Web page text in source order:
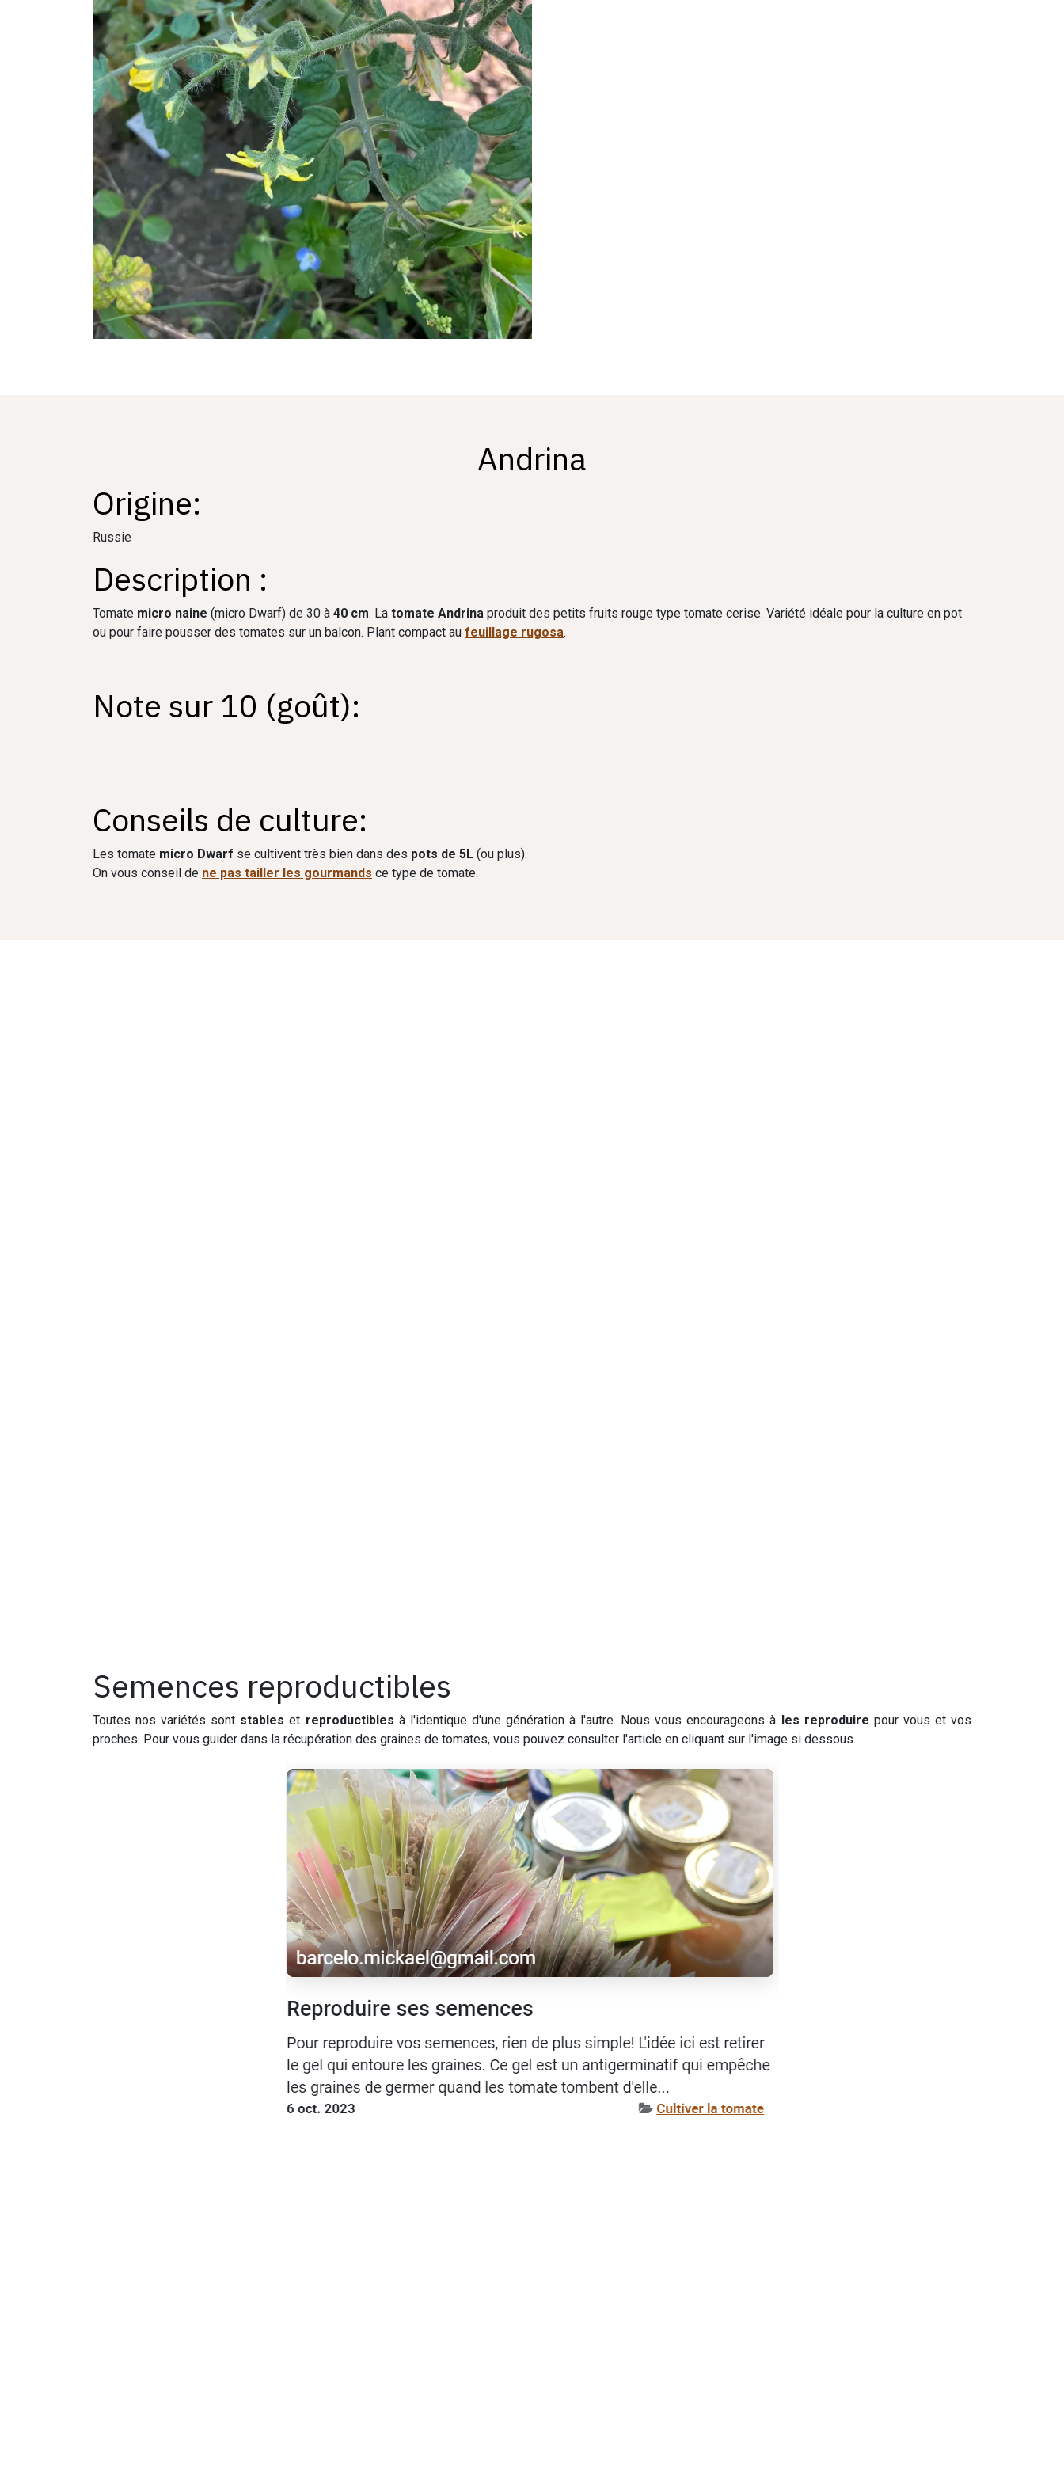
Andrina
Origine:
Russie
Description :
Tomate micro naine (micro Dwarf) de 30 à 40 cm. La tomate Andrina produit des petits fruits rouge type tomate cerise. Variété idéale pour la culture en pot
ou pour faire pousser des tomates sur un balcon. Plant compact au feuillage rugosa.
Note sur 10 (goût):
Conseils de culture:
Les tomate micro Dwarf se cultivent très bien dans des pots de 5L (ou plus).
On vous conseil de ne pas tailler les gourmands ce type de tomate.
Semences reproductibles
Toutes nos variétés sont stables et reproductibles à l'identique d'une génération à l'autre. Nous vous encourageons à les reproduire pour vous et vos
proches. Pour vous guider dans la récupération des graines de tomates, vous pouvez consulter l'article en cliquant sur l'image si dessous.